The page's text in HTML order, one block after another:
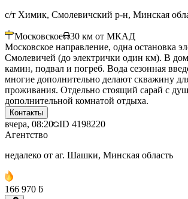
с/т Химик, Смолевичский р-н, Минская
Московское 30 км от МКАД
Московское направление, одна остановка
Смолевичей (до электрички один км). В
камин, подвал и погреб. Вода сезонная
многие дополнительно делают скважину
проживания. Отдельно стоящий сарай с
дополнительной комнатой отдыха.
Контакты
вчера, 08:20 ID 4198220
Агентство
недалеко от аг. Шашки, Минская область
166 970 ƃ